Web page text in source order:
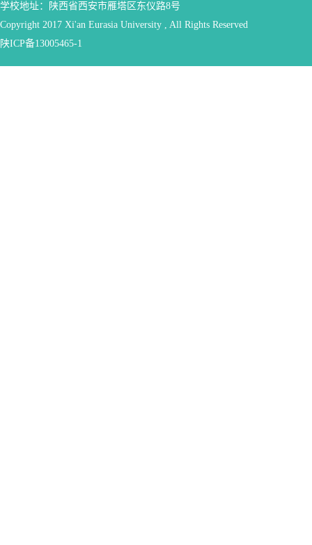
学校地址：陕西省西安市雁塔区东仪路8号
Copyright 2017 Xi'an Eurasia University , All Rights Reserved
陕ICP备13005465-1